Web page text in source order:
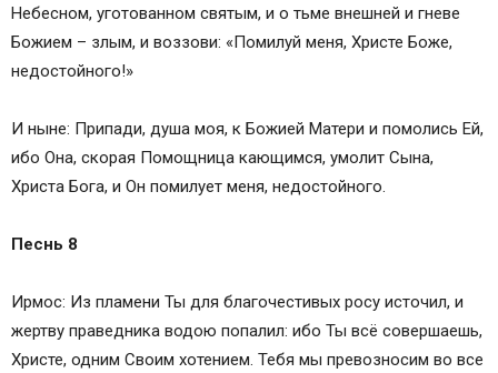
Небесном, уготованном святым, и о тьме внешней и гневе
Божием – злым, и воззови: «Помилуй меня, Христе Боже,
недостойного!»
И ныне: Припади, душа моя, к Божией Матери и помолись Ей,
ибо Она, скорая Помощница кающимся, умолит Сына,
Христа Бога, и Он помилует меня, недостойного.
Песнь 8
Ирмос: Из пламени Ты для благочестивых росу источил, и
жертву праведника водою попалил: ибо Ты всё совершаешь,
Христе, одним Своим хотением. Тебя мы превозносим во все